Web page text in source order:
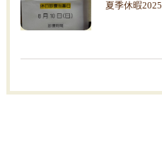
夏季休暇2025